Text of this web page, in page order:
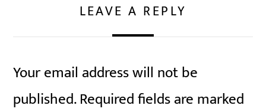
LEAVE A REPLY
Your email address will not be
published.Required fields are marked